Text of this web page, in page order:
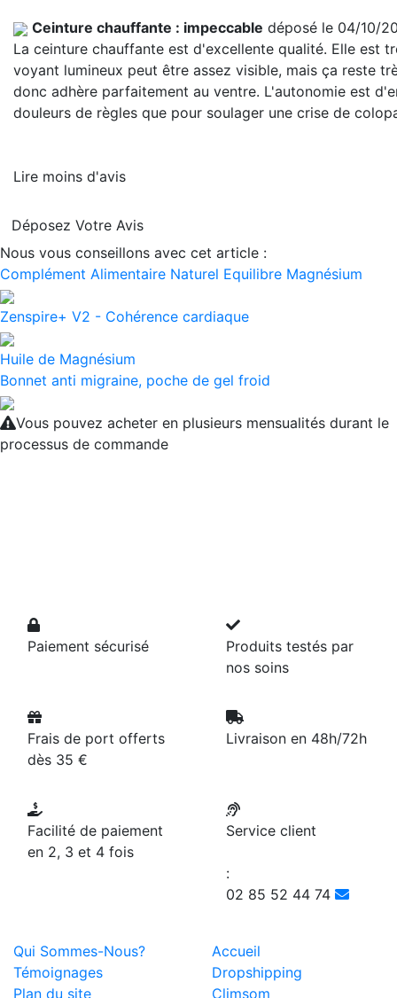
Ceinture chauffante : impeccable déposé le 04/10/
La ceinture chauffante est d'excellente qualité. Elle est
voyant lumineux peut être assez visible, mais ça reste
donc adhère parfaitement au ventre. L'autonomie est
douleurs de règles que pour soulager une crise de
Lire moins d'avis
Déposez Votre Avis
Nous vous conseillons avec cet article :
Complément Alimentaire Naturel Equilibre Magnésium
Zenspire+ V2 - Cohérence cardiaque
Huile de Magnésium
Bonnet anti migraine, poche de gel froid
Vous pouvez acheter en plusieurs mensualités durant le
processus de commande
Paiement sécurisé
Produits testés par
nos soins
Frais de port offerts
dès 35 €
Livraison en 48h/72h
Facilité de paiement
en 2, 3 et 4 fois
Service client
:
02 85 52 44 74
Qui Sommes-Nous?
Accueil
Témoignages
Dropshipping
Plan du site
Climsom